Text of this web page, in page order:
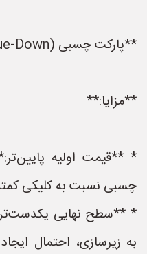
**پارکت چسبی (Glue-Down):**
**مزایا:**
* **قیمت اولیه
چسبی نسبت به کلیکی
* **سطح نهایی
به زیرسازی، احتمال